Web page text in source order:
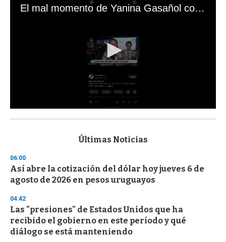
El mal momento de Yanina Gasañol con un hincha argentino en "Subrayado"
s
d
s
o
f
3
s
c
o
Últimas Noticias
06:00
Así abre la cotización del dólar hoy jueves 6 de
agosto de 2026 en pesos uruguayos
04:42
Las "presiones" de Estados Unidos que ha
recibido el gobierno en este período y qué
diálogo se está manteniendo